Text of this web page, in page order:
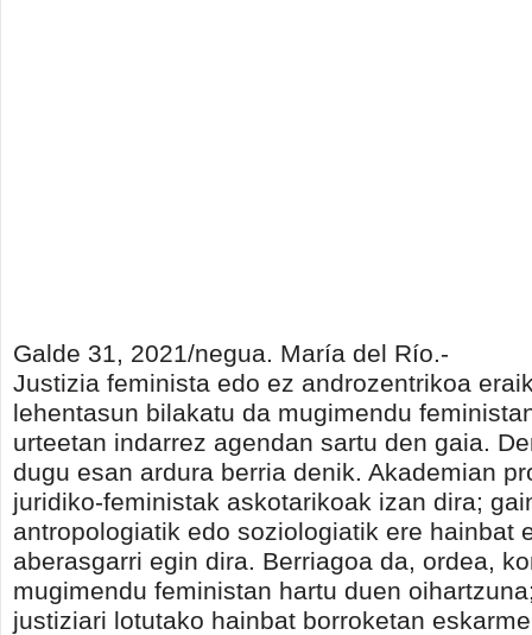
Galde 31, 2021/negua. María del Río.-
Justizia feminista edo ez androzentrikoa
lehentasun bilakatu da mugimendu
urteetan indarrez agendan sartu den gaia.
dugu esan ardura berria denik. Akademian
juridiko-feministak askotarikoak izan dira;
antropologiatik edo soziologiatik ere hainbat
aberasgarri egin dira. Berriagoa da, ordea,
mugimendu feministan hartu duen
justiziari lotutako hainbat borroketan